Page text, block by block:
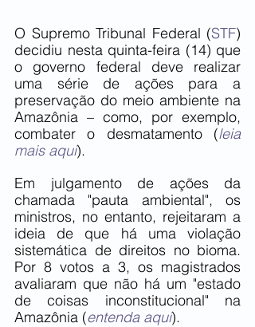
O Supremo Tribunal Federal (STF)
decidiu nesta quinta-feira (14) que
o governo federal deve realizar
uma série de ações para a
preservação do meio ambiente na
Amazônia – como, por exemplo,
combater o desmatamento (leia
mais aqui).
Em julgamento de ações da
chamada "pauta ambiental", os
ministros, no entanto, rejeitaram a
ideia de que há uma violação
sistemática de direitos no bioma.
Por 8 votos a 3, os magistrados
avaliaram que não há um "estado
de coisas inconstitucional" na
Amazônia (entenda aqui).